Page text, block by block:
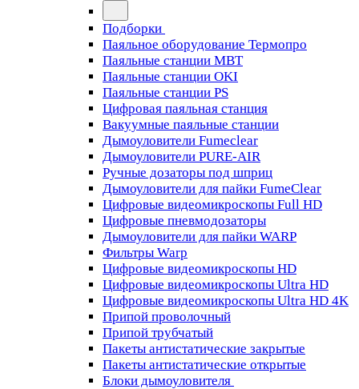
Подборки
Паяльное оборудование Термопро
Паяльные станции MBT
Паяльные станции OKI
Паяльные станции PS
Цифровая паяльная станция
Вакуумные паяльные станции
Дымоуловители Fumeclear
Дымоуловители PURE-AIR
Ручные дозаторы под шприц
Дымоуловители для пайки FumeClear
Цифровые видеомикроскопы Full HD
Цифровые пневмодозаторы
Дымоуловители для пайки WARP
Фильтры Warp
Цифровые видеомикроскопы HD
Цифровые видеомикроскопы Ultra HD
Цифровые видеомикроскопы Ultra HD 4K
Припой проволочный
Припой трубчатый
Пакеты антистатические закрытые
Пакеты антистатические открытые
Блоки дымоуловителя